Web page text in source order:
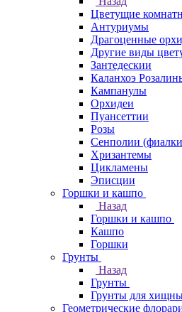
Цветущие
Антуриумы
Драгоценные
Другие виды
Зантедескии
Каланхоэ
Кампанулы
Орхидеи
Пуансеттии
Розы
Сенполии
Хризантемы
Цикламены
Эписции
Горшки и кашпо
Назад
Горшки и кашпо
Кашпо
Горшки
Грунты
Назад
Грунты
Грунты для
Геометрические